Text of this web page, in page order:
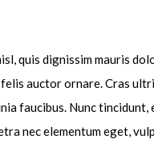
quis dignissim mauris
auctor ornare. Cras
faucibus. Nunc tincidunt,
nec elementum eget,